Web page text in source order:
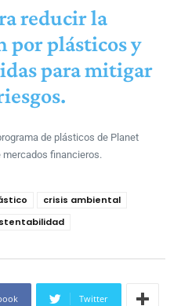
reducir la
por plásticos y
para mitigar
de plásticos de Planet
mercados financieros.
crisis ambiental
Twitter